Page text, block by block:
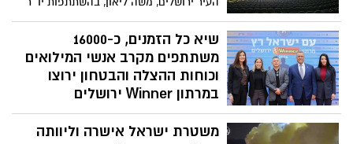
ההתאחדות לכדורגל, נציגי הקבוצות
הירושלמיות ואנשי חברת אריאל, הוחלט על
שדרוג כר הדשא באצטדיון טדי
שיא כל הזמנים, כ-16000
משתתפים מקרב אנשי המילואים
וכוחות ההצלה והבטחון ירוצו
במרתון Winner ירושלים
הבינלאומי ה-15
אירוע ההשקה נערך באצטדיון גבעת רם;
משטרת ישראל אישרה וליוותה